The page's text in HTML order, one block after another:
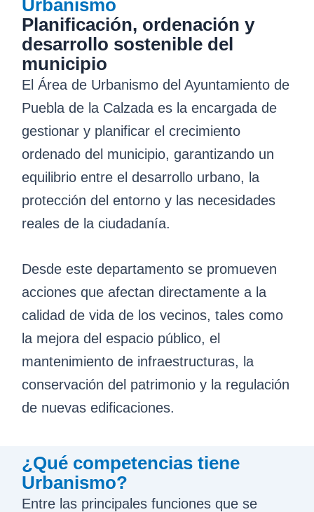
Urbanismo
Planificación, ordenación y
desarrollo sostenible del
municipio
El Área de Urbanismo del Ayuntamiento de
Puebla de la Calzada es la encargada de
gestionar y planificar el crecimiento
ordenado del municipio, garantizando un
equilibrio entre el desarrollo urbano, la
protección del entorno y las necesidades
reales de la ciudadanía.
Desde este departamento se promueven
acciones que afectan directamente a la
calidad de vida de los vecinos, tales como
la mejora del espacio público, el
mantenimiento de infraestructuras, la
conservación del patrimonio y la regulación
de nuevas edificaciones.
¿Qué competencias tiene
Urbanismo?
Entre las principales funciones que se